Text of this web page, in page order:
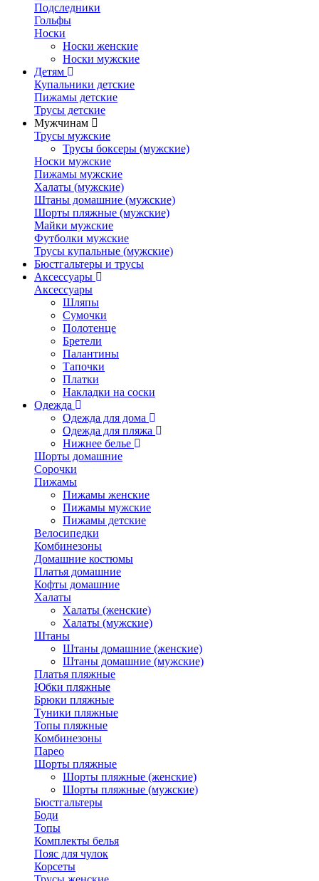
Подследники
Гольфы
Носки
Носки женские
Носки мужские
Детям
Купальники детские
Пижамы детские
Трусы детские
Мужчинам
Трусы мужские
Трусы боксеры (мужские)
Носки мужские
Пижамы мужские
Халаты (мужские)
Штаны домашние (мужские)
Шорты пляжные (мужские)
Майки мужские
Футболки мужские
Трусы купальные (мужские)
Бюстгальтеры и трусы
Аксессуары
Аксессуары
Шляпы
Сумочки
Полотенце
Бретели
Палантины
Тапочки
Платки
Накладки на соски
Одежда
Одежда для дома
Одежда для пляжа
Нижнее белье
Шорты домашние
Сорочки
Пижамы
Пижамы женские
Пижамы мужские
Пижамы детские
Велосипедки
Комбинезоны
Домашние костюмы
Платья домашние
Кофты домашние
Халаты
Халаты (женские)
Халаты (мужские)
Штаны
Штаны домашние (женские)
Штаны домашние (мужские)
Платья пляжные
Юбки пляжные
Брюки пляжные
Туники пляжные
Топы пляжные
Комбинезоны
Парео
Шорты пляжные
Шорты пляжные (женские)
Шорты пляжные (мужские)
Бюстгальтеры
Боди
Топы
Комплекты белья
Пояс для чулок
Корсеты